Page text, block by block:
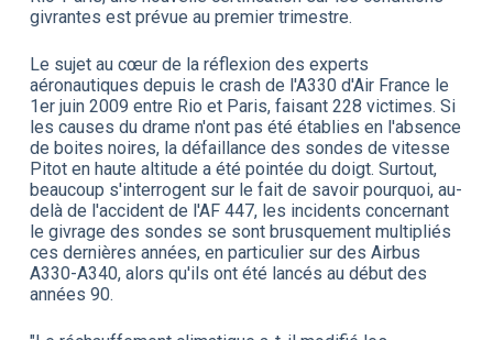
givrantes est prévue au premier trimestre.
Le sujet au cœur de la réflexion des experts
aéronautiques depuis le crash de l'A330 d'Air France le
1er juin 2009 entre Rio et Paris, faisant 228 victimes. Si
les causes du drame n'ont pas été établies en l'absence
de boites noires, la défaillance des sondes de vitesse
Pitot en haute altitude a été pointée du doigt. Surtout,
beaucoup s'interrogent sur le fait de savoir pourquoi, au-
delà de l'accident de l'AF 447, les incidents concernant
le givrage des sondes se sont brusquement multipliés
ces dernières années, en particulier sur des Airbus
A330-A340, alors qu'ils ont été lancés au début des
années 90.